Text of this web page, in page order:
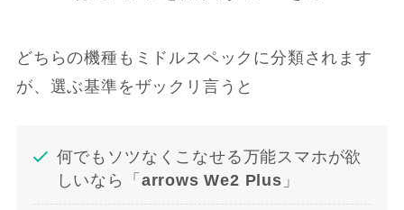
どちらの機種もミドルスペックに分類されます
が、選ぶ基準をザックリ言うと
何でもソツなくこなせる万能スマホが欲
しいなら「 arrows We2 Plus 」